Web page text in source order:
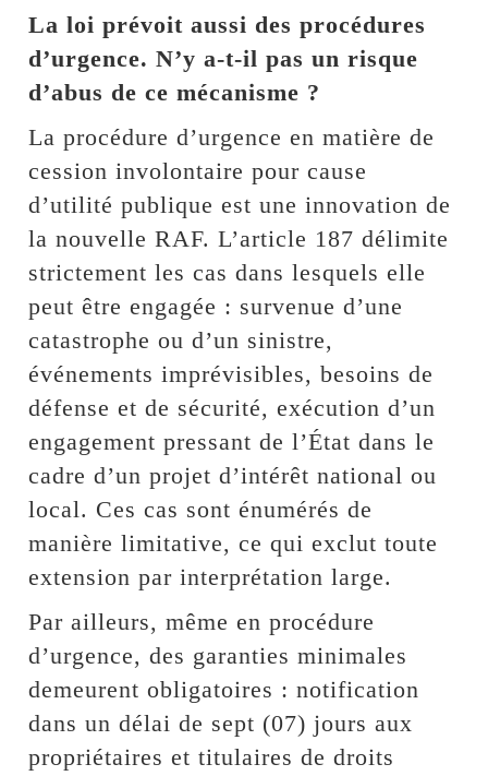
La loi prévoit aussi des procédures
d’urgence. N’y a-t-il pas un risque
d’abus de ce mécanisme ?
La procédure d’urgence en matière de
cession involontaire pour cause
d’utilité publique est une innovation de
la nouvelle RAF. L’article 187 délimite
strictement les cas dans lesquels elle
peut être engagée : survenue d’une
catastrophe ou d’un sinistre,
événements imprévisibles, besoins de
défense et de sécurité, exécution d’un
engagement pressant de l’État dans le
cadre d’un projet d’intérêt national ou
local. Ces cas sont énumérés de
manière limitative, ce qui exclut toute
extension par interprétation large.
Par ailleurs, même en procédure
d’urgence, des garanties minimales
demeurent obligatoires : notification
dans un délai de sept (07) jours aux
propriétaires et titulaires de droits